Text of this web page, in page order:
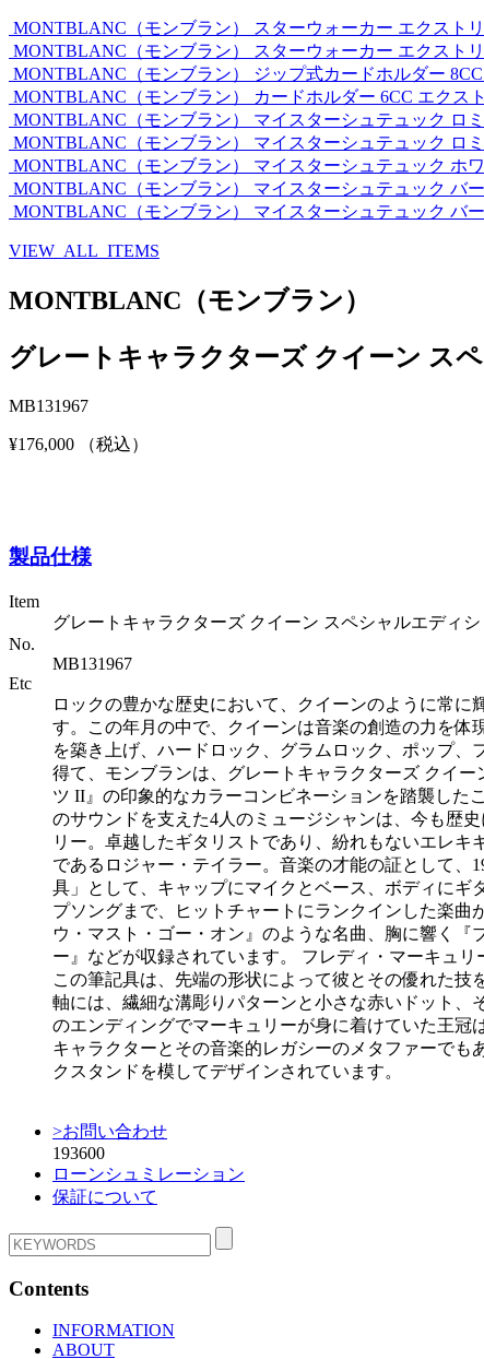
MONTBLANC（モンブラン）
スターウォーカー エクスト
MONTBLANC（モンブラン）
スターウォーカー エクスト
MONTBLANC（モンブラン）
ジップ式カードホルダー
MONTBLANC（モンブラン）
カードホルダー 6CC エクス
MONTBLANC（モンブラン）
マイスターシュテュック ロ
MONTBLANC（モンブラン）
マイスターシュテュック ロ
MONTBLANC（モンブラン）
マイスターシュテュック ホ
MONTBLANC（モンブラン）
マイスターシュテュック バ
MONTBLANC（モンブラン）
マイスターシュテュック バ
VIEW ALL ITEMS
MONTBLANC（モンブラン）
グレートキャラクターズ クイーン ス
MB131967
¥176,000 （税込）
製品仕様
Item
グレートキャラクターズ クイーン スペシャルエディ
No.
MB131967
Etc
ロックの豊かな歴史において、クイーンのように常
す。この年月の中で、クイーンは音楽の創造の力を
を築き上げ、ハードロック、グラムロック、ポップ
得て、モンブランは、グレートキャラクターズ クイ
ツ II』の印象的なカラーコンビネーションを踏襲した
のサウンドを支えた4人のミュージシャンは、今も歴
リー。卓越したギタリストであり、紛れもないエレ
であるロジャー・テイラー。音楽の才能の証として
具」として、キャップにマイクとベース、ボディに
プソングまで、ヒットチャートにランクインした楽
ウ・マスト・ゴー・オン』のような名曲、胸に響く
ー』などが収録されています。 フレディ・マーキュ
この筆記具は、先端の形状によって彼とその優れた
軸には、繊細な溝彫りパターンと小さな赤いドット、
のエンディングでマーキュリーが身に着けていた王
キャラクターとその音楽的レガシーのメタファーで
クスタンドを模してデザインされています。
>お問い合わせ
193600
ローンシュミレーション
保証について
Contents
INFORMATION
ABOUT